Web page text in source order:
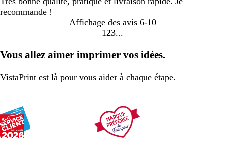
recommande !
Affichage des avis 6-10
Accéder
la
1 Accéder
la
2Accéder
la
3
Vous allez aimer imprimer vos idées.
VistaPrint est là pour vous aider à chaque étape.